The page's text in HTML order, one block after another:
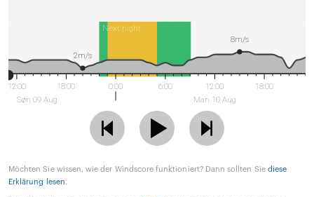
Next night
12:00
Søn 09 Aug
18:00 0:00 6:00
12:00
Man 10 Aug
18:00
8m/s
2m/s
Möchten Sie wissen, wie der Windscore funktioniert? Dann sollten Sie diese
Erklärung lesen.